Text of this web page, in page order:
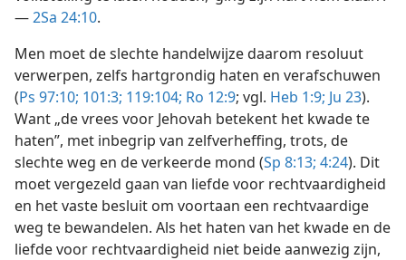
—2Sa 24:10.
Men moet de slechte handelwijze daarom resoluut
verwerpen, zelfs hartgrondig haten en verafschuwen
(Ps 97:10; 101:3; 119:104; Ro 12:9; vgl. Heb 1:9; Ju 23).
Want „de vrees voor Jehovah betekent het kwade te
haten”, met inbegrip van zelfverheffing, trots, de
slechte weg en de verkeerde mond (Sp 8:13; 4:24). Dit
moet vergezeld gaan van liefde voor rechtvaardigheid
en het vaste besluit om voortaan een rechtvaardige
weg te bewandelen. Als het haten van het kwade en de
liefde voor rechtvaardigheid niet beide aanwezig zijn,